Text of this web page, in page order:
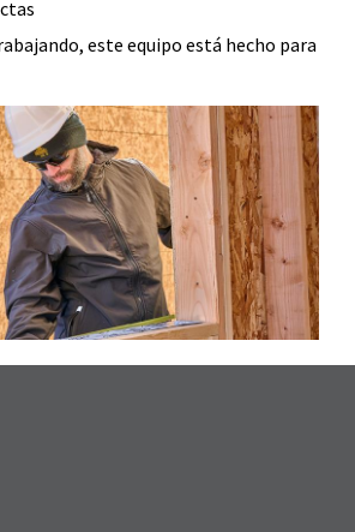
este equipo está hecho para